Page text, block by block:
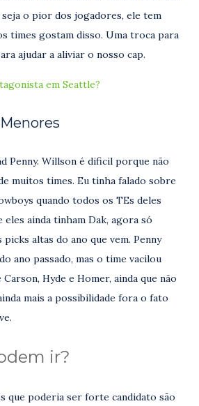
o pior dos jogadores, ele tem
times gostam disso. Uma troca para
ajudar a aliviar o nosso cap.
em Seattle?
Penny. Willson é dificil porque não
muitos times. Eu tinha falado sobre
quando todos os TEs deles
eles ainda tinham Dak, agora só
altas do ano que vem. Penny
ano passado, mas o time vacilou
Hyde e Homer, ainda que não
mais a possibilidade fora o fato
ir?
que poderia ser forte candidato são